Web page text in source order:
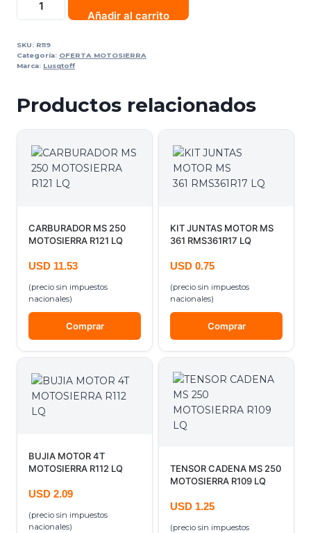
Añadir al carrito
SKU: R119
Categoría: OFERTA MOTOSIERRA
Marca: Lusqtoff
Productos relacionados
CARBURADOR MS 250
MOTOSIERRA R121 LQ
USD 11.53
(precio sin impuestos
nacionales)
Comprar
KIT JUNTAS MOTOR MS
361 RMS361R17 LQ
USD 0.75
(precio sin impuestos
nacionales)
Comprar
BUJIA MOTOR 4T
MOTOSIERRA R112 LQ
USD 2.09
(precio sin impuestos
nacionales)
TENSOR CADENA MS 250
MOTOSIERRA R109 LQ
USD 1.25
(precio sin impuestos